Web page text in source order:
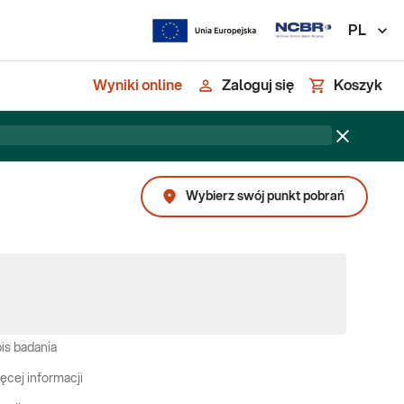
PL
Wyniki online Zaloguj się Koszyk
Wybierz swój punkt pobrań
badania
informacji